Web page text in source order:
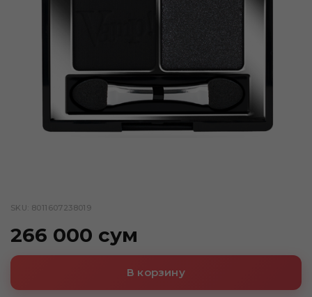
SKU: 8011607238019
266 000 сум
В корзину